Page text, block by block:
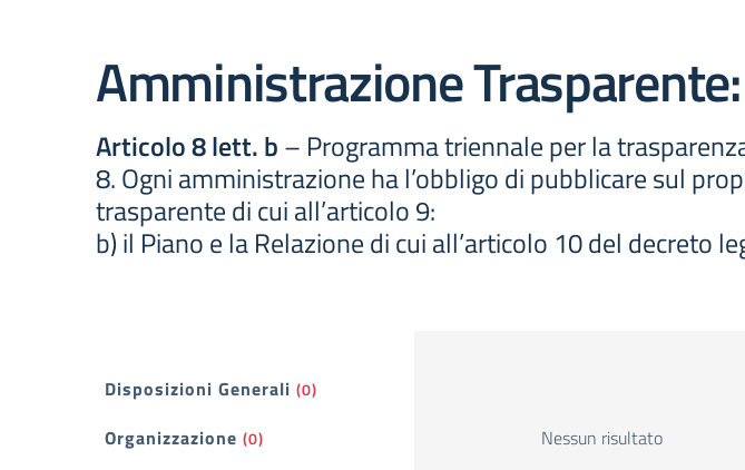
Amministrazione Trasparente:
Articolo 8 lett. b– Programma triennale per la
8. Ogni amministrazione ha l’obbligo di pubblicare sul
trasparente di cui all’articolo 9:
b) il Piano e la Relazione di cui all’articolo 10 del decreto
Filtri
Disposizioni Generali (0)
Organizzazione (0) Nessun risultato